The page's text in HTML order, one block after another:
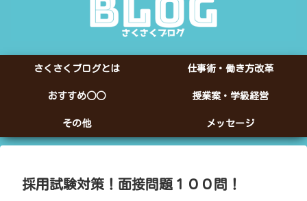
さくさくブログとは 仕事術・働き方改革
おすすめ○○ 授業案・学級経営
その他 メッセージ
採用試験対策！面接問題１００問！